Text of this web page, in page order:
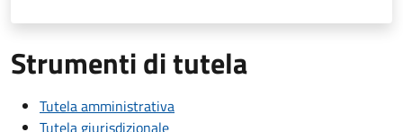
Strumenti di tutela
Tutela amministrativa
Tutela giurisdizionale